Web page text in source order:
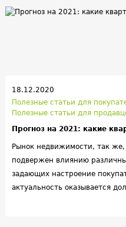
18.12.2020
Полезные статьи для
Полезные статьи для
Прогноз на 2021: какие
Рынок недвижимости, так
подвержен влиянию
задающих настроение
актуальность оказывается